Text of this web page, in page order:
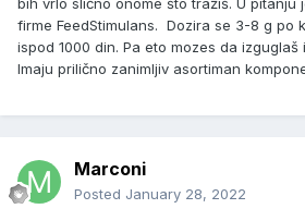
bih vrlo slično onome što tražiš. U pitanju
firme FeedStimulans. Dozira se 3-8 g po
ispod 1000 din. Pa eto mozes da izguglaš
Imaju prilično zanimljiv asortiman
Marconi
Posted January 28, 2022